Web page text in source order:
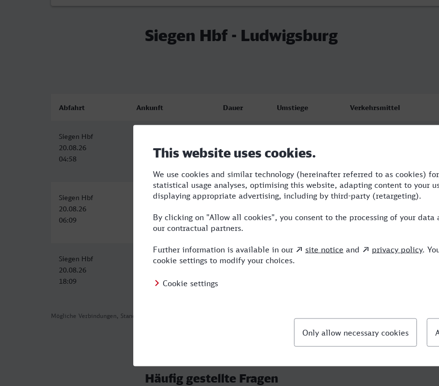
Siegen Hbf - Ludwigsburg
Mögliche Verbindungen, Stand: 2026-08-06 00:57
Abfahrt Ankunft Dauer Umstiege Verkehrsmittel
Siegen Hbf
20.08.26
04:58
20.08.26
Siegen Hbf
20.08.26
06:09
Ludwigsburg
10:28
4:19 2 RE,ICE
Siegen Hbf
20.08.26
18:09
Ludwigsburg
3:48 3
Häufig gestellte Fragen